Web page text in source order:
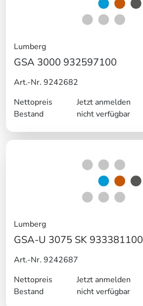
Lumberg
GSA 3000 932597100
Art.-Nr. 9242682
Nettopreis
Jetzt anmelden
Bestand
nicht verfügbar
Lumberg
GSA-U 3075 SK 933381100
Art.-Nr. 9242687
Nettopreis
Jetzt anmelden
Bestand
nicht verfügbar